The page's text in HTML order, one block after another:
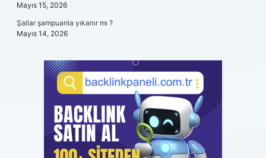
Mayıs 15, 2026
Şallar şampuanla yıkanır mı ?
Mayıs 14, 2026